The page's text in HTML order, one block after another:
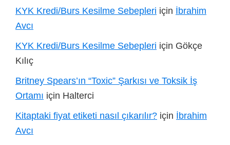
KYK Kredi/Burs Kesilme Sebepleri için İbrahim
Avcı
KYK Kredi/Burs Kesilme Sebepleri için Gökçe
Kılıç
Britney Spears’ın “Toxic” Şarkısı ve Toksik İş
Ortamı için Halterci
Kitaptaki fiyat etiketi nasıl çıkarılır? için İbrahim
Avcı